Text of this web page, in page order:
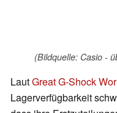
(Bildquelle: Casio -
LautGreat G-Shock
Lagerverfügbarkeit